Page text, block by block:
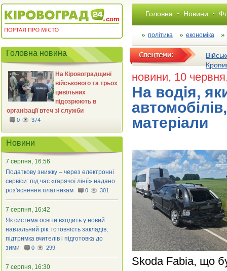
Головна Новини
політика економіка
новини, 10
На водія,
матеріали
Skoda Fabia, що
Головна новина
На Кіровоградщині
військового та трьох
цивільних
підозрюють в
організації втеч зі служби
0 374
Новини
7 серпня, 16:56
Податкову знижку – через електронні
сервіси: під час «гарячої лінії» надано
роз'яснення платникам
0 301
7 серпня, 16:42
Як система освіти входить у новий
навчальний рік: готовність закладів,
підтримка вчителів і підготовка до
зими
0 299
7 серпня, 16:30